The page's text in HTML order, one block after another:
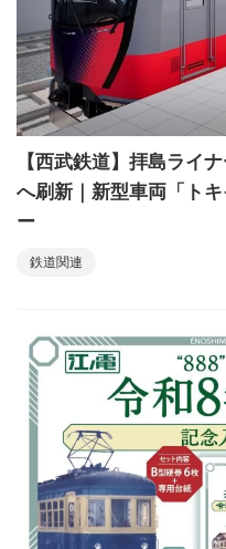
【西武鉄道】拝島ライ
へ刷新｜新型車両「ト
ー
鉄道関連